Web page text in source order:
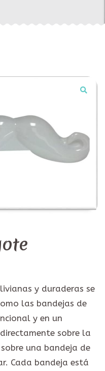
y duraderas se
las bandejas de
y en un
sobre la
una bandeja de
Cada bandeja está